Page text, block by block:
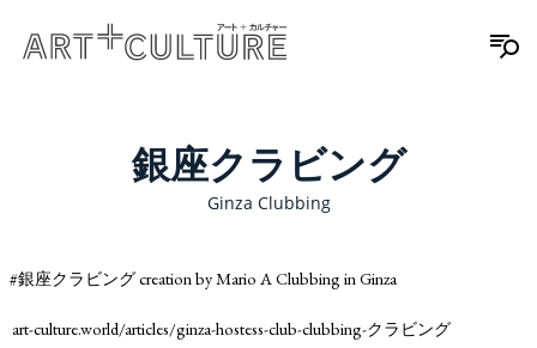
銀座クラビング
Ginza Clubbing
#銀座クラビング creation by Mario A Clubbing in Ginza
art-culture.world/articles/ginza-hostess-club-clubbing-クラビング